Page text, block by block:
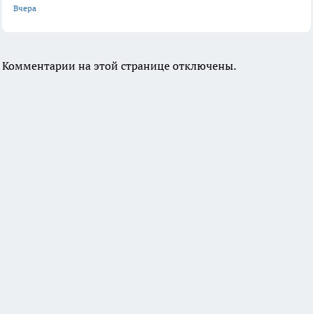
Вчера
Комментарии на этой странице отключены.